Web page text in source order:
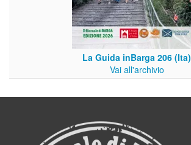
La Guida inBarga 206 (Ita)
Vai all'archivio